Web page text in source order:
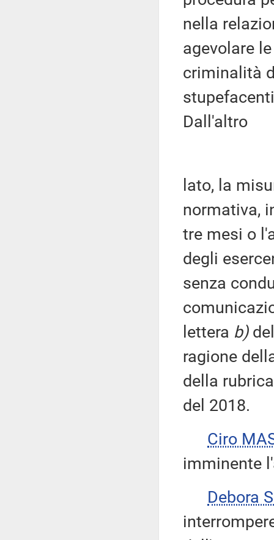
nella
agevolare
criminalità
Dall'altro
lato, la
normativa,
tre mesi o
degli
senza
lettera b)
ragione
della
del 2018.
Ciro
imminente
Debora